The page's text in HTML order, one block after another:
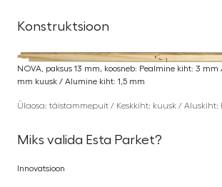
Konstruktsioon
NOVA, paksus 13 mm, koosneb: Pealmine kiht: 3 mm
mm kuusk / Alumine kiht: 1,5 mm
Ülaosa: täistammepuit / Keskkiht: kuusk / Aluskiht:
Miks valida Esta Parket?
Innovatsioon